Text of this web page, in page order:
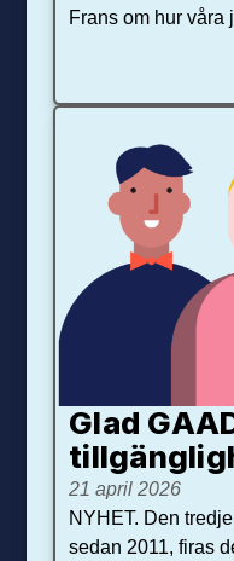
Frans om hur våra
Glad
21 april 2026
NYHET. Den
sedan 2011, firas